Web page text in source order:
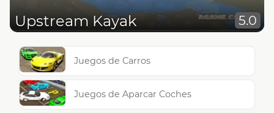
Upstream Kayak 5.0
Juegos de Carros
Juegos de Aparcar Coches